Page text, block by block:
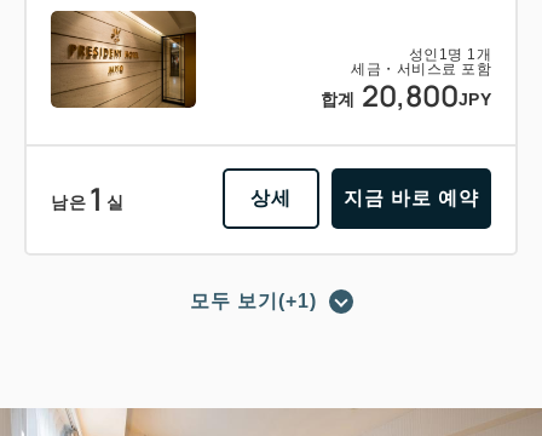
성인 1명 1개
세금・서비스료 포함
합계 20,800JPY
남은 1 실 상세 지금 바로 예약
의 베이직 플랜 비즈니스에도 레저에
모두 보기(+1)